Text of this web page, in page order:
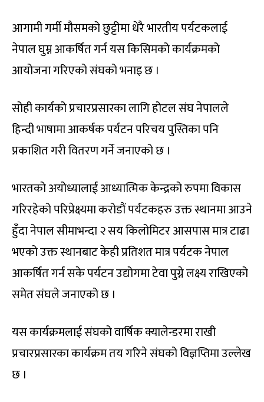
आगामी गर्मी मौसमको छुट्टीमा धेरै भारतीय पर्यटकलाई
नेपाल घुम्न आकर्षित गर्न यस किसिमको कार्यक्रमको
आयोजना गरिएको संघको भनाइ छ ।
सोही कार्यको प्रचारप्रसारका लागि होटल संघ नेपालले
हिन्दी भाषामा आकर्षक पर्यटन परिचय पुस्तिका पनि
प्रकाशित गरी वितरण गर्ने जनाएको छ ।
भारतको अयोध्यालाई आध्यात्मिक केन्द्रको रुपमा विकास
गरिरहेको परिप्रेक्ष्यमा करोडौं पर्यटकहरु उक्त स्थानमा आउने
हुँदा नेपाल सीमाभन्दा २ सय किलोमिटर आसपास मात्र टाढा
भएको उक्त स्थानबाट केही प्रतिशत मात्र पर्यटक नेपाल
आकर्षित गर्न सके पर्यटन उद्योगमा टेवा पुग्ने लक्ष्य राखिएको
समेत संघले जनाएको छ ।
यस कार्यक्रमलाई संघको वार्षिक क्यालेन्डरमा राखी
प्रचारप्रसारका कार्यक्रम तय गरिने संघको विज्ञप्तिमा उल्लेख
छ ।